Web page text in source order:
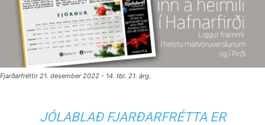
Fjarðarfréttir 21. desember 2022 - 14. tbl. 21. árg.
JÓLABLAÐ FJARÐARFRÉTTA ER